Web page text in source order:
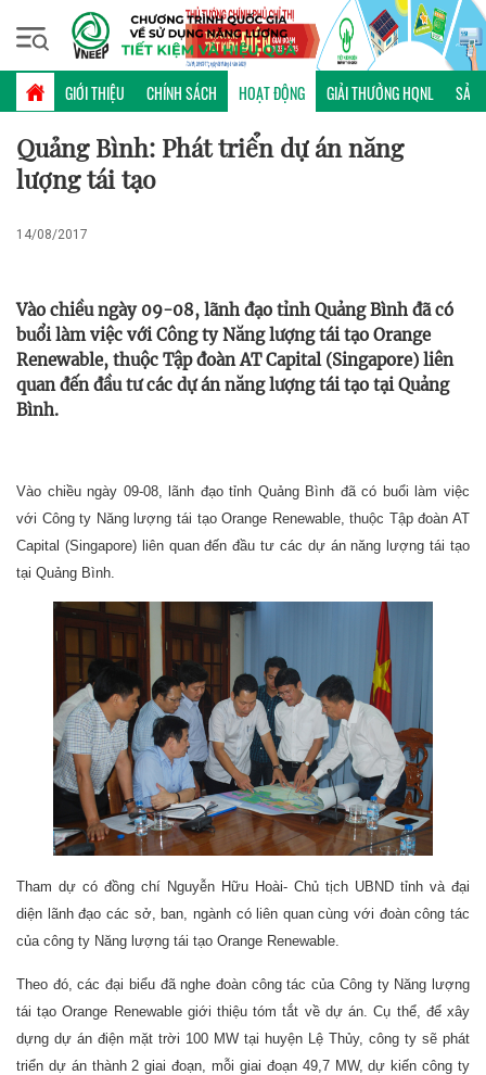
GIỚI THIỆU CHÍNH SÁCH HOẠT ĐỘNG GIẢI THƯỞNG HQNL SẢN
Thứ sáu, 07/08/2026 | 14:57 GMT+7
HOẠT ĐỘNG
Quảng Bình: Phát triển dự án năng
lượng tái tạo
14/08/2017
Vào chiều ngày 09-08, lãnh đạo tỉnh Quảng Bình đã có
buổi làm việc với Công ty Năng lượng tái tạo Orange
Renewable, thuộc Tập đoàn AT Capital (Singapore) liên
quan đến đầu tư các dự án năng lượng tái tạo tại Quảng
Bình.
Vào chiều ngày 09-08, lãnh đạo tỉnh Quảng Bình đã có buổi làm việc
với Công ty Năng lượng tái tạo Orange Renewable, thuộc Tập đoàn AT
Capital (Singapore) liên quan đến đầu tư các dự án năng lượng tái tạo
tại Quảng Bình.
Tham dự có đồng chí Nguyễn Hữu Hoài- Chủ tịch UBND tỉnh và đại
diện lãnh đạo các sở, ban, ngành có liên quan cùng với đoàn công tác
của công ty Năng lượng tái tạo Orange Renewable.
Theo đó, các đại biểu đã nghe đoàn công tác của Công ty Năng lượng
tái tạo Orange Renewable giới thiệu tóm tắt về dự án. Cụ thể, để xây
dựng dự án điện mặt trời 100 MW tại huyện Lệ Thủy, công ty sẽ phát
triển dự án thành 2 giai đoạn, mỗi giai đoạn 49,7 MW, dự kiến công ty